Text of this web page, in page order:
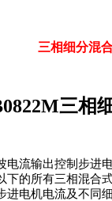
三相细分混
三相
电流输出控制步进
下的所有三相混合
进电机电流及不同